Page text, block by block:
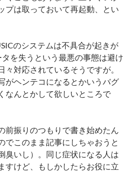
プは取っておいて再起動、とい
のシステムは不具合が起きが
を失うという最悪の事態は避け
々対応されているそうですが。
がヘンテコになるとかいうバグ
なんとかして欲しいところで
前振りのつもりで書き始めたん
でこのまま記事にしちゃおうと
臭いし）。同じ症状になる人は
すけど、もしかしたらお役に立